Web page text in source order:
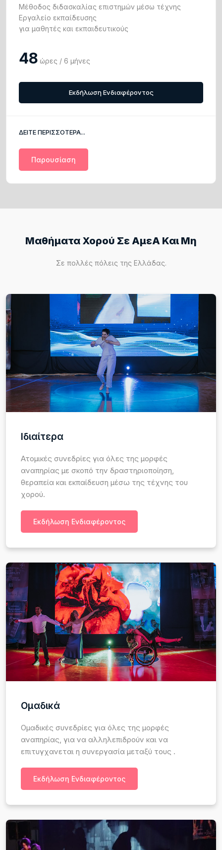
Μέθοδος διδασκαλίας επιστημών μέσω τέχνης
Εργαλείο εκπαίδευσης
για μαθητές και εκπαιδευτικούς
48 ώρες / 6 μήνες
Εκδήλωση Ενδιαφέροντος
ΔΕΙΤΕ ΠΕΡΙΣΣΟΤΕΡΑ...
Παρουσίαση
Μαθήματα Χορού Σε ΑμεΑ Και Μη
Σε πολλές πόλεις της Ελλάδας.
Ιδιαίτερα
Ατομικές συνεδρίες για όλες της μορφές
αναπηρίας με σκοπό την δραστηριοποίηση,
θεραπεία και εκπαίδευση μέσω της τέχνης του
χορού.
Εκδήλωση Ενδιαφέροντος
Ομαδικά
Ομαδικές συνεδρίες για όλες της μορφές
αναπηρίας, για να αλληλεπιδρούν και να
επιτυγχανεται η συνεργασία μεταξύ τους .
Εκδήλωση Ενδιαφέροντος